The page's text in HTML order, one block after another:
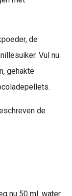
de
Vul nu
gehakte
de
nu 50 ml. water